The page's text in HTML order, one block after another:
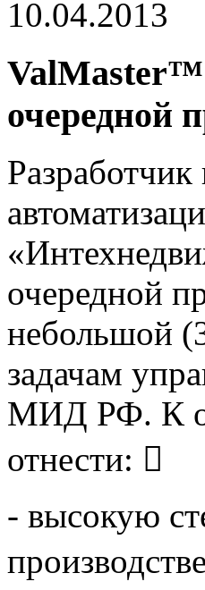
10.04.2013
ValMaster™
очередной
очередной
небольшой
задачам
МИД РФ. К
отнести: 
- высокую